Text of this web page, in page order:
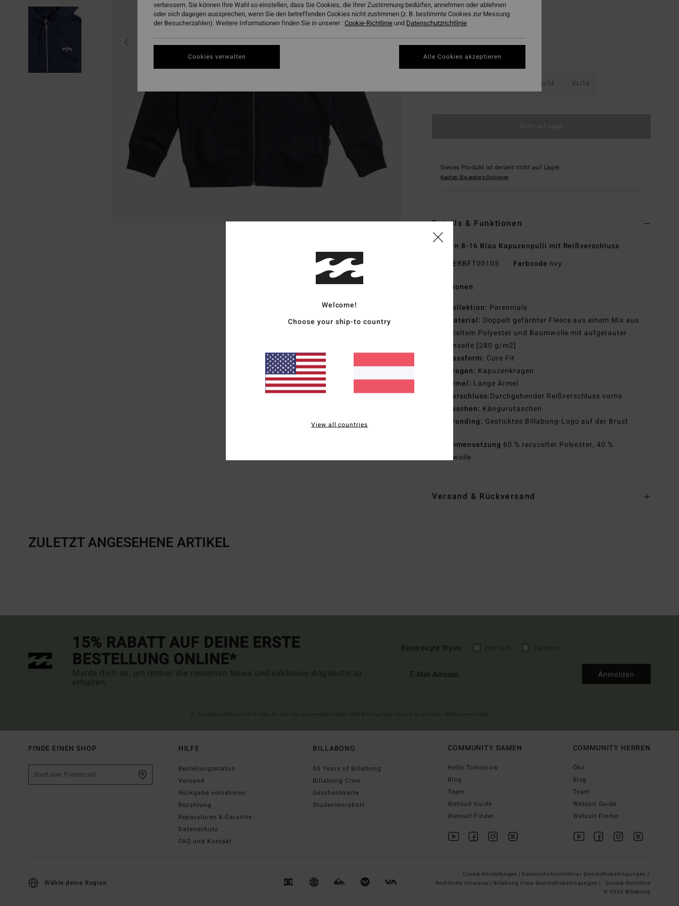
L/14 XL/16
Dieses Produkt ist derzeit nicht auf Lager.
Kaufen Sie andere Optionen
Details & Funktionen
Jungen 8-16 Blau Kapuzenpulli mit Reißverschluss
EBBFT00105 Farbcode nvy
Funktionen
Kollektion: Perennials
Material: Doppelt gefärbter Fleece aus einem Mix aus
recyceltem Polyester und Baumwolle mit aufgerauter
Innenseite [280 g/m2]
Passform: Core Fit
Kragen: Kapuzenkragen
Ärmel: Lange Ärmel
Verschluss:Durchgehender Reißverschluss vorne
Taschen: Kängurutaschen
Branding: Gesticktes Billabong-Logo auf der Brust
Zusammensetzung 60 % recycelter Polyester, 40 %
Baumwolle
Versand & Rückversand
ZULETZT ANGESEHENE ARTIKEL
15% RABATT AUF DEINE ERSTE
BESTELLUNG ONLINE*
Melde dich an, um immer die neuesten News und exklusive Angebote zu
erhalten.
Bevorzugte Styles
Anmelden
FINDE EINEN SHOP HILFE
Bestellungsstatus
Versand
Rückgabe vornehmen
Bezahlung
Reparaturen & Garantie
Datenschutz
FAQ und Kontakt
BILLABONG
50 Years of Billabong
Billabong Crew
Geschenkkarte
Studentenrabatt
COMMUNITY DAMEN
Hello Tomorrow
Blog
Team
Wetsuit Guide
Wetsuit Finder
COMMUNITY HERREN
Öko
Blog
Team
Wetsuit Guide
Wetsuit Finder
Wähle deine Region
Cookie-Einstellungen | Datenschutzrichtlinie | Geschäftsbedingungen |
Rechtliche Hinweise | Billabong Crew Geschäftsbedingungen |
Cookie-Richtlinie
© 2026 Billabong
Welcome!
Choose your ship-to country
View all countries
verbessern. Sie können Ihre Wahl so einstellen, dass Sie Cookies, die Ihrer Zustimmung bedürfen, annehmen oder ablehnen
oder sich dagegen aussprechen, wenn Sie den betreffenden Cookies nicht zustimmen (z. B. bestimmte Cookies zur Messung
der Besucherzahlen). Weitere Informationen finden Sie in unserer :Cookie-Richtlinie und Datenschutzrichtlinie
Cookies verwalten Alle Cookies akzeptieren